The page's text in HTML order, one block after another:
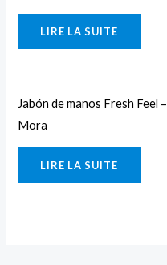
LIRE LA SUITE
Jabón de manos Fresh Feel –
Mora
LIRE LA SUITE